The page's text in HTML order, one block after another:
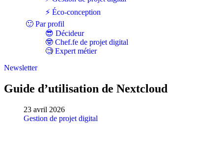
⚡ Éco-conception
🙂 Par profil
😎 Décideur
🤓 Chef.fe de projet digital
🧐 Expert métier
Newsletter
Guide d’utilisation de Nextcloud
23 avril 2026
Gestion de projet digital